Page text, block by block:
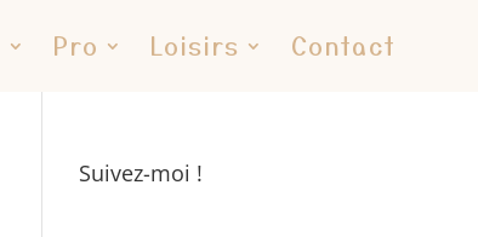
Pro Loisirs Contact
Suivez-moi !